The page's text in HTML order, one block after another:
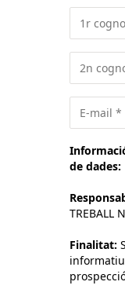
de dades:
TREBALL
Finalitat: